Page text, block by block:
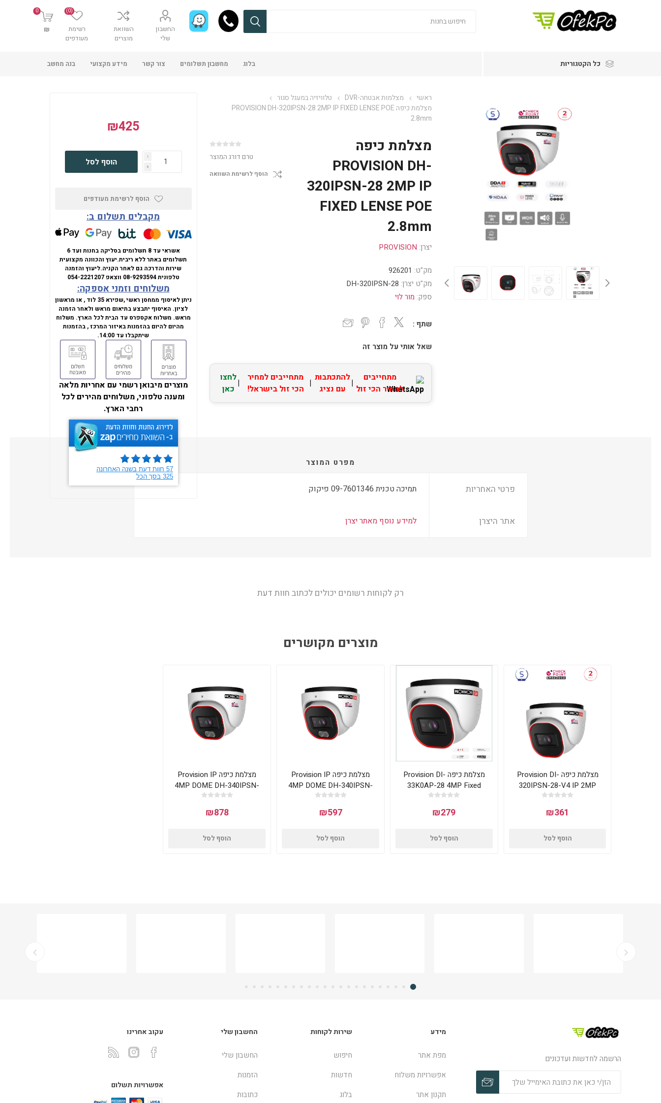
החשבון
שלי
השוואת
מוצרים
רשימת
מעודפים
(0)
0
₪
כל הקטגוריות בלוג מחשבון תשלומים צור קשר מידע מקצועי בנה מחשב
ראשי מצלמות אבטחה-DVR
טלוויזיה במעגל סגור
מצלמת כיפה PROVISION DH-320IPSN-28 2MP IP FIXED LENSE POE
2.8mm
מצלמת כיפה
PROVISION DH-
320IPSN-28 2MP IP
FIXED LENSE POE
2.8mm
יצרן: PROVISION
טרם דורג המוצר
הוסף לרשימת השוואה
מק"ט: 926201
מק"ט יצרן: DH-320IPSN-28
ספק: מור לוי
שתף :
שאל אותי על מוצר זה
מתחייבים
למחיר הכי זול |להתכתבות
עם נציג
| מתחייבים למחיר
הכי זול בישראל!
|לחצו
כאן
₪425
i
h הוסף לסל
הוסף לרשימת מעודפים
מקבלים תשלום ב:
אשראי עד 8 תשלומים בסליקה בחנות ועד 6
תשלומים באתר ללא ריבית.יעוץ והכוונה מקצועית
שירות והדרכה גם לאחר הקניה.ליעוץ והזמנה
טלפונית08-9293594 ווצאפ054-2221207
משלוחים וזמני אספקה:
ניתן לאיסוף ממחסן ראשי ,שפירא 35 לוד , או מראשון
לציון. האיסוף יתבצע בתיאום מראש ולאחר הזמנה
מראש. משלוח אקספרס עד הבית לכל הארץ. משלוח
מהיום להיום בהזמנות באיזור המרכז , בהזמנות
שיתקבלו עד 14:00.
מוצרים מיבואן רשמי עם אחריות מלאה
ומענה טלפוני, משלוחים מהירים לכל
רחבי הארץ.
מפרט המוצר
פרטי האחריות תמיכה טכנית 09-7601346 פיקוק
אתר היצרן למידע נוסף מאתר יצרן
רק לקוחות רשומים יכולים לכתוב חוות דעת
מוצרים מקושרים
מצלמת כיפה Provision DI-
320IPSN-28-V4 IP 2MP
20m IR 2.8mm
₪361
הוסף לסל
מצלמת כיפה Provision DI-
33K0AP-28 4MP Fixed
Lens 3K Analog 20M IR
₪279
הוסף לסל
מצלמת כיפה Provision IP
4MP DOME DH-340IPSN-
28
₪597
הוסף לסל
מצלמת כיפה Provision IP
4MP DOME DH-340IPSN-
MVF
₪878
הוסף לסל
הרשמה לחדשות ועדכונים
מידע
מפת אתר
אפשרויות משלוח
תקנון אתר
שירות לקוחות
חיפוש
חדשות
בלוג
החשבון שלי
החשבון שלי
הזמנות
כתובות
עקוב אחרינו
אפשרויות תשלום